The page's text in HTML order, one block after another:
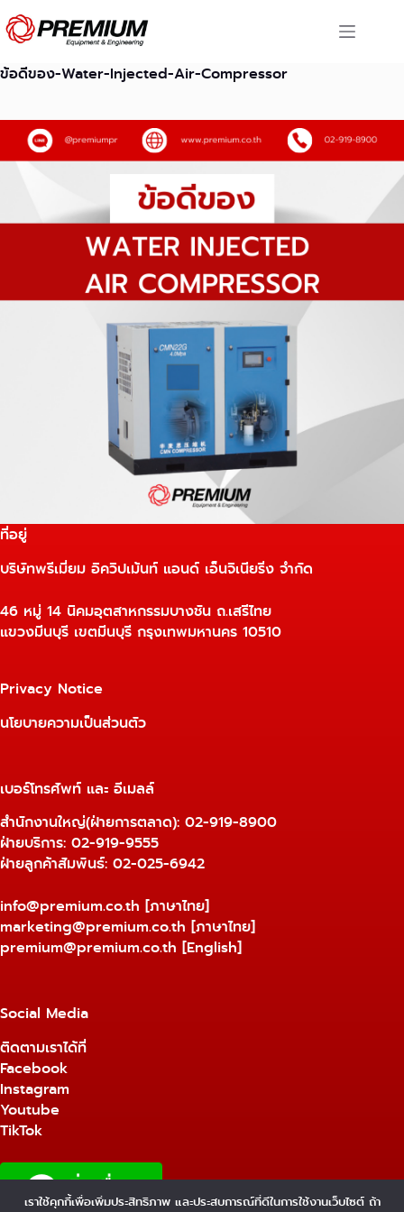
Skip
to
content
ข้อดีของ-Water-Injected-Air-Compressor
ที่อยู่
บริษัทพรีเมี่ยม อิควิปเม้นท์ แอนด์ เอ็นจิเนียริ่ง จำกัด
46 หมู่ 14 นิคมอุตสาหกรรมบางชัน ถ.เสรีไทย
แขวงมีนบุรี เขตมีนบุรี กรุงเทพมหานคร 10510
Privacy Notice
นโยบายความเป็นส่วนตัว
เบอร์โทรศัพท์ และ อีเมลล์
สำนักงานใหญ่(ฝ่ายการตลาด): 02-919-8900
ฝ่ายบริการ: 02-919-9555
ฝ่ายลูกค้าสัมพันธ์: 02-025-6942
info@premium.co.th [ภาษาไทย]
marketing@premium.co.th [ภาษาไทย]
premium@premium.co.th [English]
Social Media
ติดตามเราได้ที่
Facebook
Instagram
Youtube
TikTok
เราใช้คุกกี้เพื่อเพิ่มประสิทธิภาพ และประสบการณ์ที่ดีในการใช้งานเว็บไซต์ ถ้า
1